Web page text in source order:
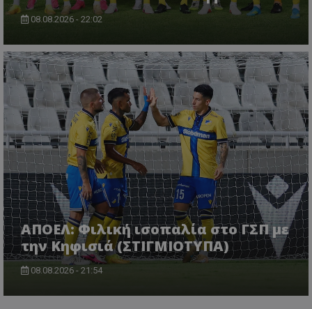
08.08.2026 - 22:02
ΑΠΟΕΛ: Φιλική ισοπαλία στο ΓΣΠ με
την Κηφισιά (ΣΤΙΓΜΙΟΤΥΠΑ)
08.08.2026 - 21:54